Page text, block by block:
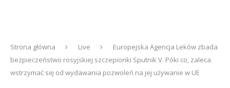
Strona główna Live
Europejska Agencja Leków zbada
bezpieczeństwo rosyjskiej szczepionki Sputnik V. Póki co, zaleca
wstrzymać się od wydawania pozwoleń na jej używanie w UE